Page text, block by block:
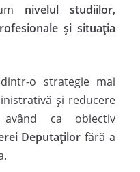
nivelul studiilor,
și situația
o strategie mai
și reducere
ca obiectiv
Deputaților fără a